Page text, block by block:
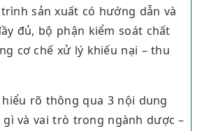
sản xuất có hướng dẫn và
đủ, bộ phận kiểm soát chất
cơ chế xử lý khiếu nại – thu
rõ thông qua 3 nội dung
gì và vai trò trong ngành dược –